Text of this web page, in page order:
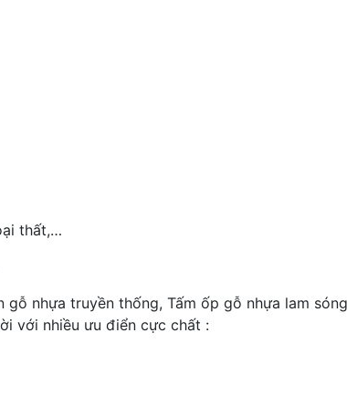
thất,…
nhựa truyền thống, Tấm ốp gỗ nhựa lam
với nhiều ưu điển cực chất :